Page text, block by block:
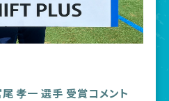
孝一 選手 受賞コメント